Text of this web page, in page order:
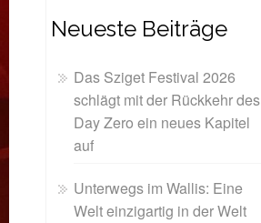
Neueste Beiträge
Das Sziget Festival 2026
schlägt mit der Rückkehr des
Day Zero ein neues Kapitel
auf
Unterwegs im Wallis: Eine
Welt einzigartig in der Welt